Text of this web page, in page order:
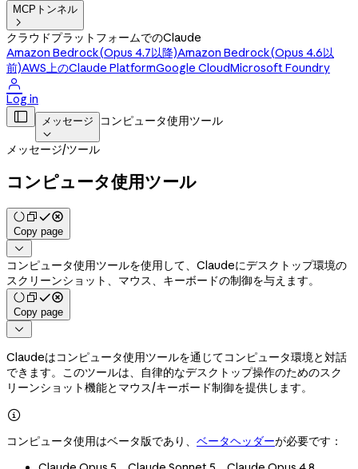
MCPトンネル

クラウドプラットフォームでのClaude
Amazon Bedrock(Opus 4.7以降)Amazon Bedrock(Opus 4.6以
前)AWS上のClaude PlatformGoogle CloudMicrosoft Foundry

Log in
 メッセージ

コンピュータ使用ツール
メッセージ/ツール
コンピュータ使用ツール
Copy page

コンピュータ使用ツールを使用して、Claudeにデスクトップ環境の
スクリーンショット、マウス、キーボードの制御を与えます。
Copy page

Claudeはコンピュータ使用ツールを通じてコンピュータ環境と対話
できます。このツールは、自律的なデスクトップ操作のためのスク
リーンショット機能とマウス/キーボード制御を提供します。

コンピュータ使用はベータ版であり、 ベータヘッダーが必要です：